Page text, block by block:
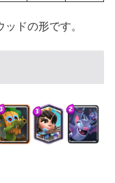
ドの形です。